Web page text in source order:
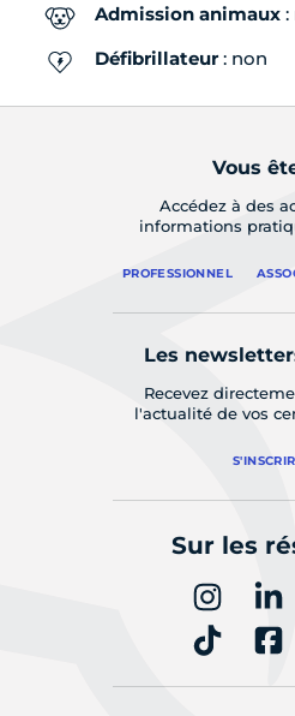
Admission animaux :
Défibrillateur: non
Vous
Accédez à des
informations
PROFESSIONNEL
Les
Recevez
l'actualité de vos
Sur les